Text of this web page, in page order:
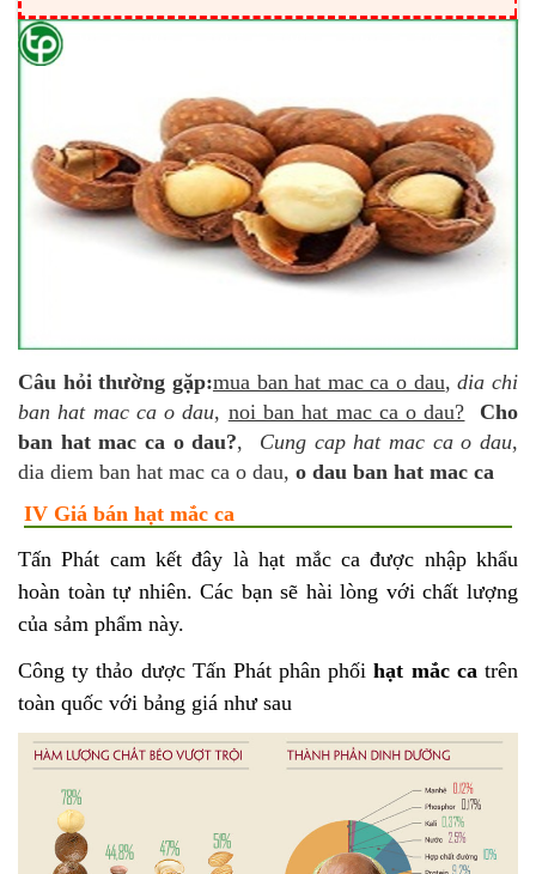
Câu hỏi thường gặp:mua ban hat mac ca o dau,dia chi
ban hat mac ca o dau, noi ban hat mac ca o dau?
Cho
ban hat mac ca o dau?, Cung cap hat mac ca o dau,
dia diem ban hat mac ca o dau, o dau ban hat mac ca
IV Giá bán hạt mắc ca
Tấn Phát cam kết đây là hạt mắc ca được nhập khẩu
hoàn toàn tự nhiên. Các bạn sẽ hài lòng với chất lượng
của sảm phẩm này.
Công ty thảo dược Tấn Phát phân phốihạt mắc catrên
toàn quốc với bảng giá như sau